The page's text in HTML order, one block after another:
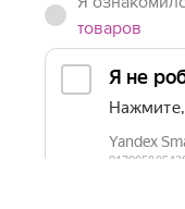
товаров